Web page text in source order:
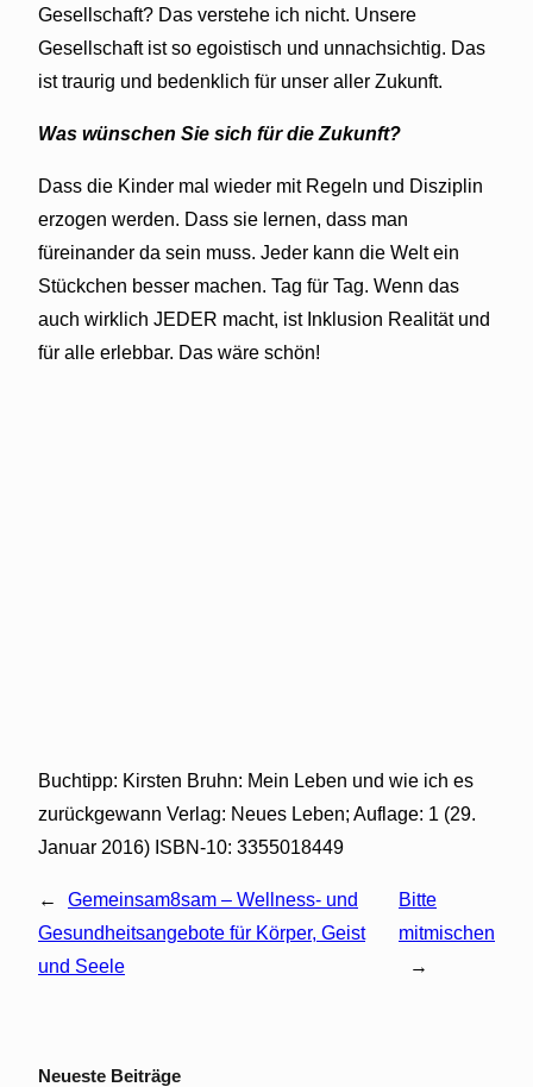
Gesellschaft? Das verstehe ich nicht. Unsere
Gesellschaft ist so egoistisch und unnachsichtig. Das
ist traurig und bedenklich für unser aller Zukunft.
Was wünschen Sie sich für die Zukunft?
Dass die Kinder mal wieder mit Regeln und Disziplin
erzogen werden. Dass sie lernen, dass man
füreinander da sein muss. Jeder kann die Welt ein
Stückchen besser machen. Tag für Tag. Wenn das
auch wirklich JEDER macht, ist Inklusion Realität und
für alle erlebbar. Das wäre schön!
Buchtipp: Kirsten Bruhn: Mein Leben und wie ich es
zurückgewann Verlag: Neues Leben; Auflage: 1 (29.
Januar 2016) ISBN-10: 3355018449
←
Gemeinsam8sam – Wellness- und
Gesundheitsangebote für Körper, Geist
und Seele
Bitte
mitmischen
→
Neueste Beiträge